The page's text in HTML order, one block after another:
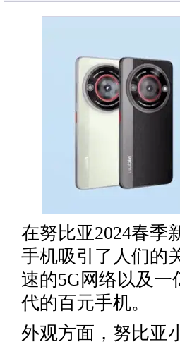
在努比亚2024春季
手机吸引了人们的
速的5G网络以及
代的百元手机。
外观方面，努比亚